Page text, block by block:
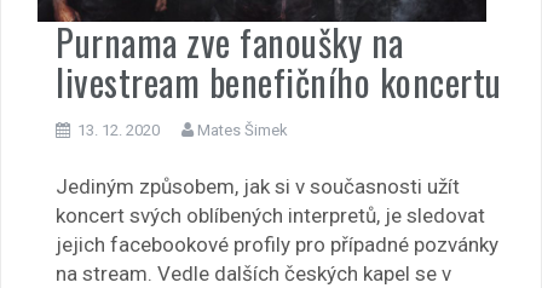
Purnama zve fanoušky na
livestream benefičního koncertu
13. 12. 2020 Mates Šimek
Jediným způsobem, jak si v současnosti užít
koncert svých oblíbených interpretů, je sledovat
jejich facebookové profily pro případné pozvánky
na stream. Vedle dalších českých kapel se v